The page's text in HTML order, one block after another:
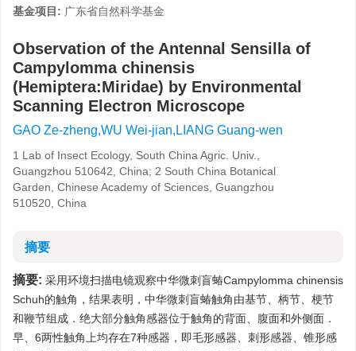
基金项目: 广东省自然科学基金
Observation of the Antennal Sensilla of
Campylomma chinensis
(Hemiptera:Miridae) by Environmental
Scanning Electron Microscope
GAO Ze-zheng,WU Wei-jian,LIANG Guang-wen
1 Lab of Insect Ecology, South China Agric. Univ.,
Guangzhou 510642, China; 2 South China Botanical
Garden, Chinese Academy of Sciences, Guangzhou
510520, China
摘要
摘要: 采用环境扫描电镜观察中华微刺盲蝽Campylomma chinensis
Schuh的触角，结果表明，中华微刺盲蝽触角由基节、柄节、梗节
和鞭节组成．绝大部分触角感器位于触角的背面、腹面和外侧面．
早、6两性触角上均存在7种感器，即毛形感器、刺形感器、锥形感